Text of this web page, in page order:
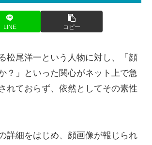
LINE コピー
松尾洋一という人物に対し、「顔
？」といった関心がネット上で急
れておらず、依然としてその素性
詳細をはじめ、顔画像が報じられ